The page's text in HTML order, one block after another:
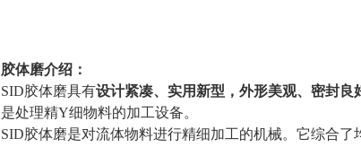
胶体磨介绍：
SID胶体磨具有设计紧凑、 实用新型 ， 外形美观、 密封良
是处理精Υ细物料的加工设备。
SID胶体磨是对流体物料进行精细加工的机械。它综合